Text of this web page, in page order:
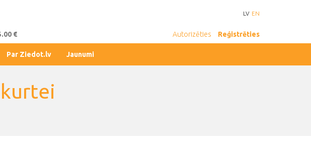
LV EN
€ Autorizēties Reģistrēties
Par Ziedot.lv Jaunumi